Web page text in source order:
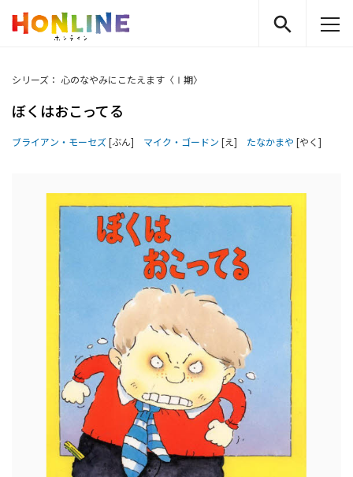
シリーズ： 心のなやみにこたえます〈Ⅰ期〉
ぼくはおこってる
ブライアン・モーセズ[ぶん] マイク・ゴードン [え] たなかまや [やく]